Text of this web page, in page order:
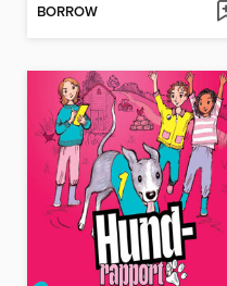
BORROW